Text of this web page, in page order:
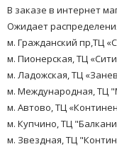
В заказе в интернет
Ожидает
м. Гражданский пр,ТЦ
м. Пионерская, ТЦ
м. Ладожская, ТЦ
м. Международная, ТЦ
м. Автово, ТЦ
м. Купчино, ТЦ
м. Звездная, ТЦ